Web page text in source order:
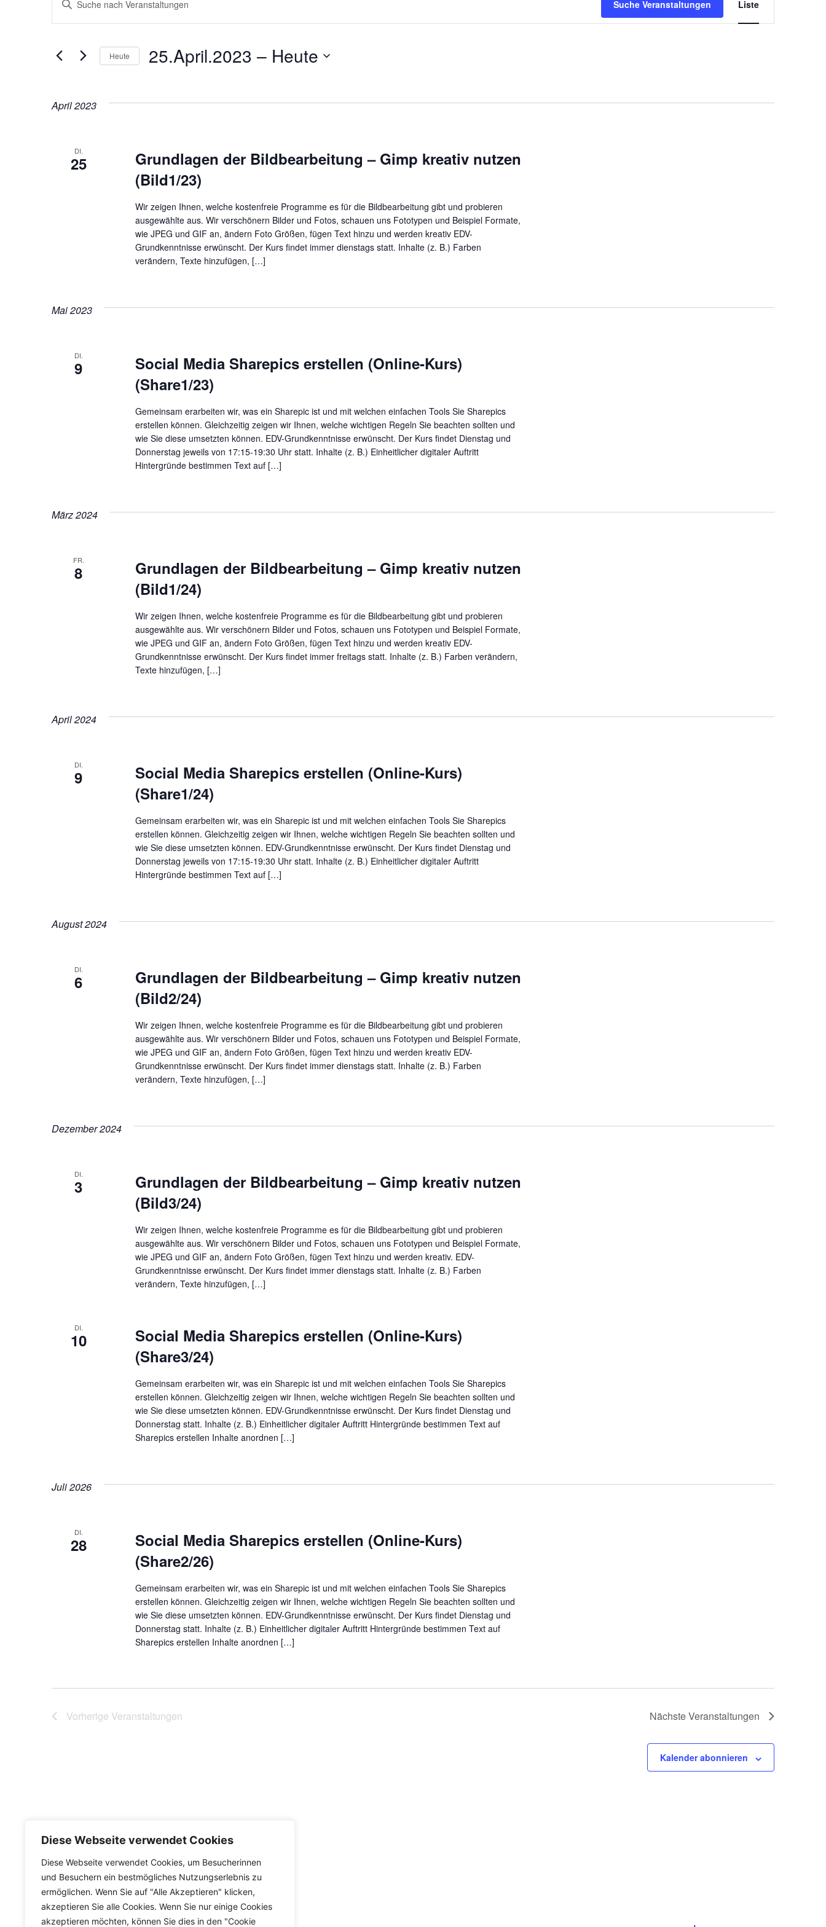
Diese Webseite verwendet Cookies
Diese Webseite verwendet Cookies, um Besucherinnen
und Besuchern ein bestmögliches Nutzungserlebnis zu
ermöglichen. Wenn Sie auf "Alle Akzeptieren" klicken,
akzeptieren Sie alle Cookies. Wenn Sie nur einige Cookies
akzeptieren möchten, können Sie dies in den "Cookie
Suche
Ansichten,
Navigation
Suche
Schlüsselwort.
Suche Veranstaltungen Liste
Heute 25.April.2023 – Heute
April 2023
DI.
25
Grundlagen der Bildbearbeitung – Gimp kreativ nutzen
(Bild1/23)
Wir zeigen Ihnen, welche kostenfreie Programme es für die Bildbearbeitung gibt und probieren
ausgewählte aus. Wir verschönern Bilder und Fotos, schauen uns Fototypen und Beispiel Formate,
wie JPEG und GIF an, ändern Foto Größen, fügen Text hinzu und werden kreativ EDV-
Grundkenntnisse erwünscht. Der Kurs findet immer dienstags statt. Inhalte (z. B.) Farben
verändern, Texte hinzufügen, […]
Mai 2023
DI.
9
Social Media Sharepics erstellen (Online-Kurs)
(Share1/23)
Gemeinsam erarbeiten wir, was ein Sharepic ist und mit welchen einfachen Tools Sie Sharepics
erstellen können. Gleichzeitig zeigen wir Ihnen, welche wichtigen Regeln Sie beachten sollten und
wie Sie diese umsetzten können. EDV-Grundkenntnisse erwünscht. Der Kurs findet Dienstag und
Donnerstag jeweils von 17:15-19:30 Uhr statt. Inhalte (z. B.) Einheitlicher digitaler Auftritt
Hintergründe bestimmen Text auf […]
März 2024
FR.
8
Grundlagen der Bildbearbeitung – Gimp kreativ nutzen
(Bild1/24)
Wir zeigen Ihnen, welche kostenfreie Programme es für die Bildbearbeitung gibt und probieren
ausgewählte aus. Wir verschönern Bilder und Fotos, schauen uns Fototypen und Beispiel Formate,
wie JPEG und GIF an, ändern Foto Größen, fügen Text hinzu und werden kreativ EDV-
Grundkenntnisse erwünscht. Der Kurs findet immer freitags statt. Inhalte (z. B.) Farben verändern,
Texte hinzufügen, […]
April 2024
DI.
9
Social Media Sharepics erstellen (Online-Kurs)
(Share1/24)
Gemeinsam erarbeiten wir, was ein Sharepic ist und mit welchen einfachen Tools Sie Sharepics
erstellen können. Gleichzeitig zeigen wir Ihnen, welche wichtigen Regeln Sie beachten sollten und
wie Sie diese umsetzten können. EDV-Grundkenntnisse erwünscht. Der Kurs findet Dienstag und
Donnerstag jeweils von 17:15-19:30 Uhr statt. Inhalte (z. B.) Einheitlicher digitaler Auftritt
Hintergründe bestimmen Text auf […]
August 2024
DI.
6
Grundlagen der Bildbearbeitung – Gimp kreativ nutzen
(Bild2/24)
Wir zeigen Ihnen, welche kostenfreie Programme es für die Bildbearbeitung gibt und probieren
ausgewählte aus. Wir verschönern Bilder und Fotos, schauen uns Fototypen und Beispiel Formate,
wie JPEG und GIF an, ändern Foto Größen, fügen Text hinzu und werden kreativ EDV-
Grundkenntnisse erwünscht. Der Kurs findet immer dienstags statt. Inhalte (z. B.) Farben
verändern, Texte hinzufügen, […]
Dezember 2024
DI.
3
Grundlagen der Bildbearbeitung – Gimp kreativ nutzen
(Bild3/24)
Wir zeigen Ihnen, welche kostenfreie Programme es für die Bildbearbeitung gibt und probieren
ausgewählte aus. Wir verschönern Bilder und Fotos, schauen uns Fototypen und Beispiel Formate,
wie JPEG und GIF an, ändern Foto Größen, fügen Text hinzu und werden kreativ. EDV-
Grundkenntnisse erwünscht. Der Kurs findet immer dienstags statt. Inhalte (z. B.) Farben
verändern, Texte hinzufügen, […]
DI.
10
Social Media Sharepics erstellen (Online-Kurs)
(Share3/24)
Gemeinsam erarbeiten wir, was ein Sharepic ist und mit welchen einfachen Tools Sie Sharepics
erstellen können. Gleichzeitig zeigen wir Ihnen, welche wichtigen Regeln Sie beachten sollten und
wie Sie diese umsetzten können. EDV-Grundkenntnisse erwünscht. Der Kurs findet Dienstag und
Donnerstag statt. Inhalte (z. B.) Einheitlicher digitaler Auftritt Hintergründe bestimmen Text auf
Sharepics erstellen Inhalte anordnen […]
Juli 2026
DI.
28
Social Media Sharepics erstellen (Online-Kurs)
(Share2/26)
Gemeinsam erarbeiten wir, was ein Sharepic ist und mit welchen einfachen Tools Sie Sharepics
erstellen können. Gleichzeitig zeigen wir Ihnen, welche wichtigen Regeln Sie beachten sollten und
wie Sie diese umsetzten können. EDV-Grundkenntnisse erwünscht. Der Kurs findet Dienstag und
Donnerstag statt. Inhalte (z. B.) Einheitlicher digitaler Auftritt Hintergründe bestimmen Text auf
Sharepics erstellen Inhalte anordnen […]
Vorherige Veranstaltungen NächsteVeranstaltungen
Kalender abonnieren